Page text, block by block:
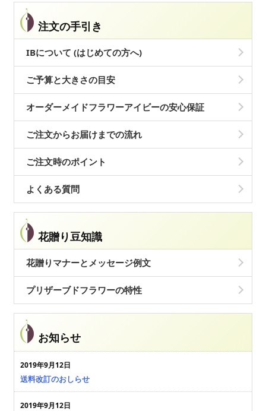
注文の手引き
IBについて (はじめての方へ)
ご予算と大きさの目安
オーダーメイドフラワーアイビーの安心保証
ご注文からお届けまでの流れ
ご注文時のポイント
よくある質問
花贈り豆知識
花贈りマナーとメッセージ例文
プリザーブドフラワーの特性
お知らせ
2019年9月12日
送料改訂のおしらせ
2019年9月12日